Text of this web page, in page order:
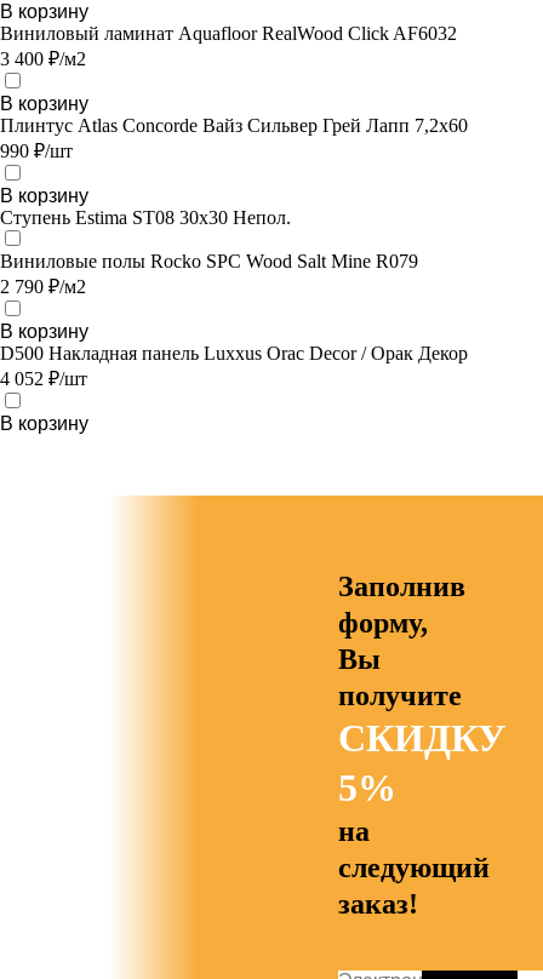
В корзину
Виниловый ламинат Aquafloor RealWood Click AF6032
3 400 ₽/м2
В корзину
Плинтус Atlas Concorde Вайз Сильвер Грей Лапп 7,2х60
990 ₽/шт
В корзину
Ступень Estima ST08 30x30 Непол.
Виниловые полы Rocko SPC Wood Salt Mine R079
2 790 ₽/м2
В корзину
D500 Накладная панель Luxxus Orac Decor / Орак Декор
4 052 ₽/шт
В корзину
Заполнив
форму,
Вы
получите
СКИДКУ
5%
на
следующий
заказ!